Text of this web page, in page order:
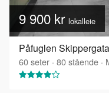
9 900 kr lokalleie
Påfuglen
60seter · 80stående ·